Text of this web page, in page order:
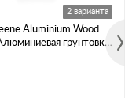
2 варианта
Aluminium Wood
грунтовка